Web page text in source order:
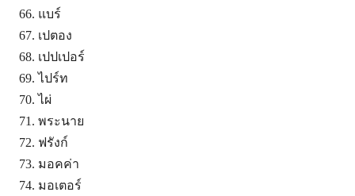
แบร์
เปตอง
เปปเปอร์
ไปร์ท
ไผ่
พระนาย
ฟรังก์
มอคค่า
มอเตอร์